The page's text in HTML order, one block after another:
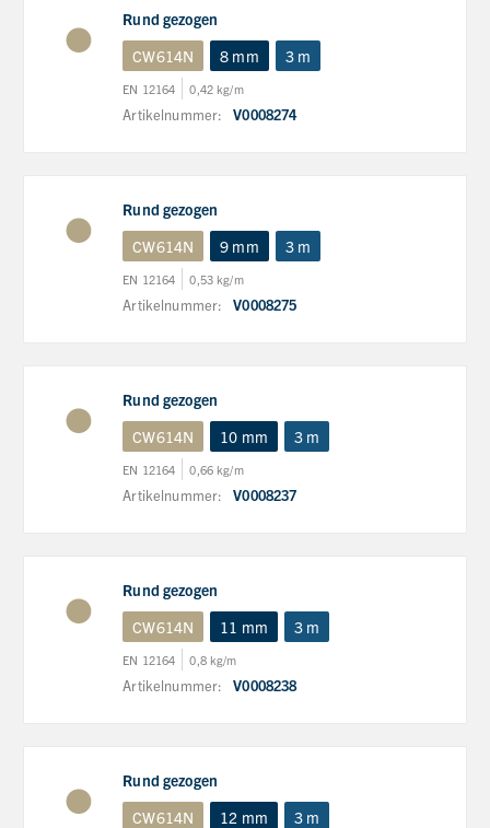
Rund gezogen
CW614N
8 mm 3 m
EN 12164 0,42 kg/m
Artikelnummer: V0008274
Rund gezogen
CW614N
9 mm 3 m
EN 12164 0,53 kg/m
Artikelnummer: V0008275
Rund gezogen
CW614N
10 mm 3 m
EN 12164 0,66 kg/m
Artikelnummer: V0008237
Rund gezogen
CW614N
11 mm 3 m
EN 12164 0,8 kg/m
Artikelnummer: V0008238
Rund gezogen
CW614N
12 mm 3 m